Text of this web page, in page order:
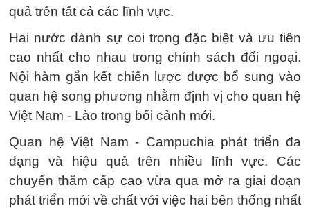
quả trên tất cả các lĩnh vực.
Hai nước dành sự coi trọng đặc biệt và ưu tiên
cao nhất cho nhau trong chính sách đối ngoại.
Nội hàm gắn kết chiến lược được bổ sung vào
quan hệ song phương nhằm định vị cho quan hệ
Việt Nam - Lào trong bối cảnh mới.
Quan hệ Việt Nam - Campuchia phát triển đa
dạng và hiệu quả trên nhiều lĩnh vực. Các
chuyến thăm cấp cao vừa qua mở ra giai đoạn
phát triển mới về chất với việc hai bên thống nhất